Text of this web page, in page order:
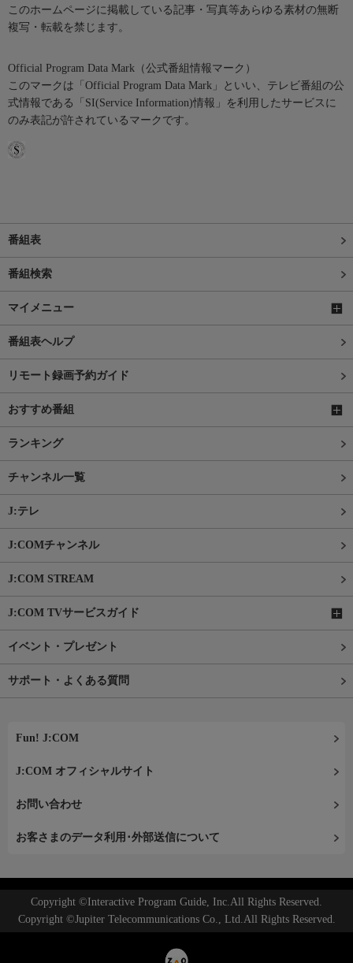
このホームページに掲載している記事・写真等あらゆる素材の無断
複写・転載を禁じます。
Official Program Data Mark（公式番組情報マーク）
このマークは「Official Program Data Mark」といい、テレビ番組の公
式情報である「SI(Service Information)情報」を利用したサービスに
のみ表記が許されているマークです。
番組表
番組検索
マイメニュー
番組表ヘルプ
リモート録画予約ガイド
おすすめ番組
ランキング
チャンネル一覧
J:テレ
J:COMチャンネル
J:COM STREAM
J:COM TVサービスガイド
イベント・プレゼント
サポート・よくある質問
Fun! J:COM
J:COM オフィシャルサイト
お問い合わせ
お客さまのデータ利用･外部送信について
Copyright ©Interactive Program Guide, Inc.All Rights Reserved.
Copyright ©Jupiter Telecommunications Co., Ltd.All Rights Reserved.